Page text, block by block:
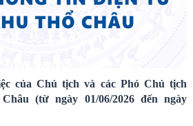
của Chủ tịch và các Phó Chủ tịch
(từ ngày 01/06/2026 đến ngày